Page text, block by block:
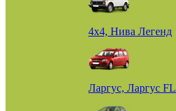
4х4, Нива Легенд
Ларгус, Ларгус FL